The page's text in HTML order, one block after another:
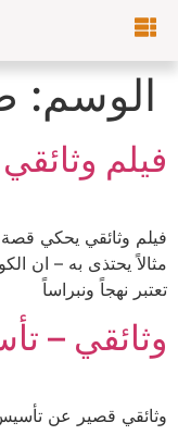
الوسم:
فيلم
فيلم وثائقي يحكي قصة
مثالاً يحتذى به – ان
تعتبر نهجاً ونبراساً
وثائقي –
وثائقي قصير عن